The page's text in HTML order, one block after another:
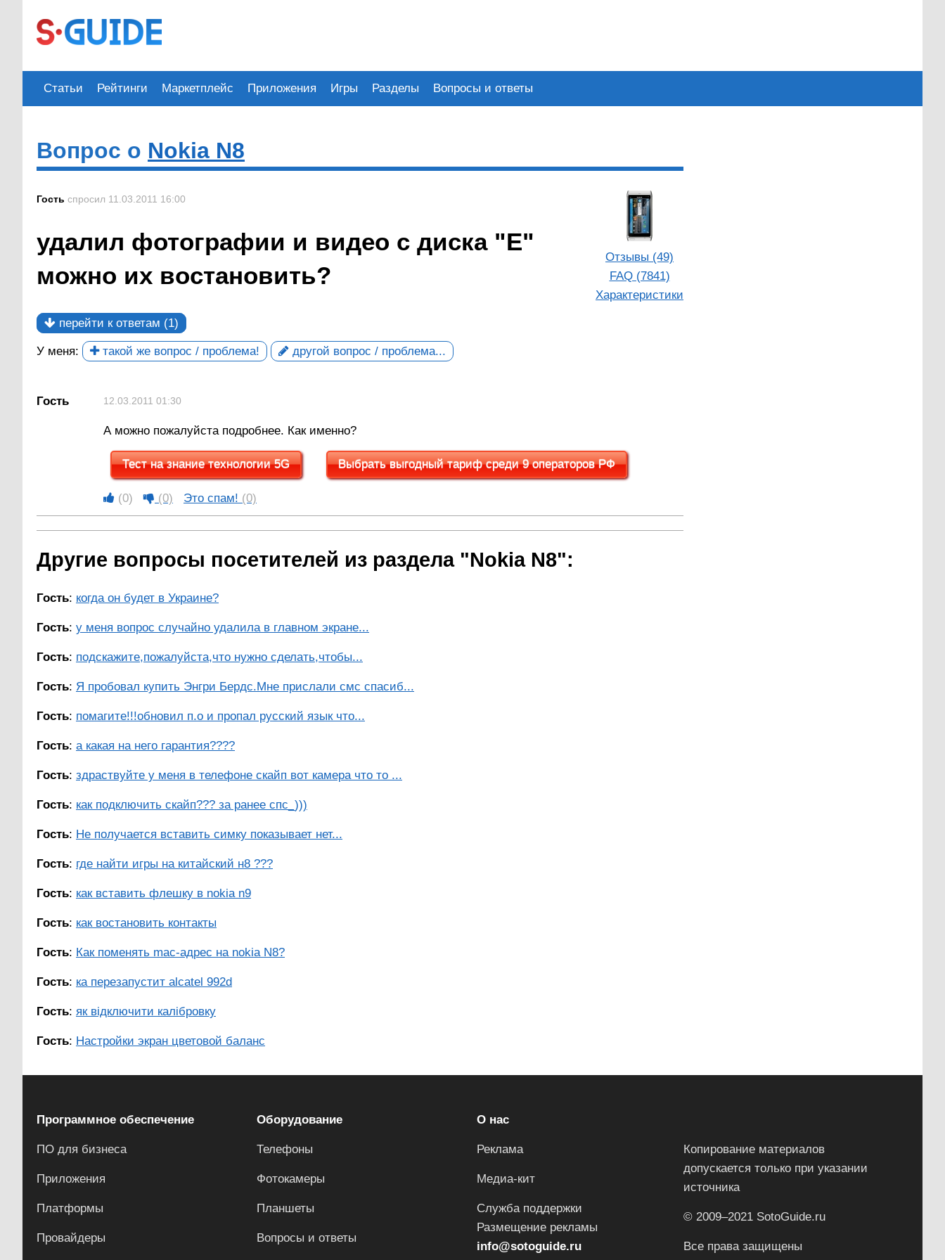
Статьи Рейтинги Маркетплейс Приложения Игры Разделы Вопросы и ответы
Вопрос о Nokia N8
Отзывы (49)
FAQ (7841)
Характеристики
Гость спросил 11.03.2011 16:00
удалил фотографии и видео с диска "Е"
можно их востановить?
перейти к ответам (1)
У меня: такой же вопрос / проблема! другой вопрос / проблема...
Гость 12.03.2011 01:30
А можно пожалуйста подробнее. Как именно?
Тест на знание технологии 5G Выбрать выгодный тариф среди 9 операторов РФ
(0) (0) Это спам! (0)
Другие вопросы посетителей из раздела "Nokia N8":
Гость: когда он будет в Украине?
Гость: у меня вопрос случайно удалила в главном экране...
Гость: подскажите,пожалуйста,что нужно сделать,чтобы...
Гость: Я пробовал купить Энгри Бердс.Мне прислали смс спасиб...
Гость: помагите!!!обновил п.о и пропал русский язык что...
Гость: а какая на него гарантия????
Гость: здраствуйте у меня в телефоне скайп вот камера что то ...
Гость: как подключить скайп??? за ранее спс_)))
Гость: Не получается вставить симку показывает нет...
Гость: где найти игры на китайский н8 ???
Гость: как вставить флешку в nokia n9
Гость: как востановить контакты
Гость: Как поменять mac-адрес на nokia N8?
Гость: ка перезапустит alcatel 992d
Гость: як відключити калібровку
Гость: Настройки экран цветовой баланс
Программное обеспечение
ПО для бизнеса
Приложения
Платформы
Провайдеры
Оборудование
Телефоны
Фотокамеры
Планшеты
Вопросы и ответы
О нас
Реклама
Медиа-кит
Служба поддержки
Размещение рекламы
info@sotoguide.ru
Копирование материалов
допускается только при указании
источника
© 2009–2021 SotoGuide.ru
Все права защищены